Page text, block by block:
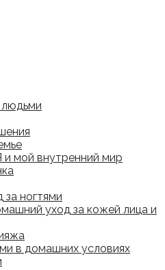
и мой внутренний мир
ногтями
уход за кожей лица и
в домашних условиях